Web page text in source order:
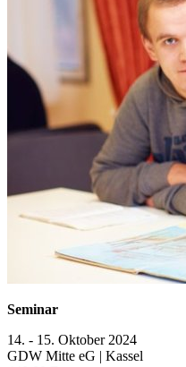
Seminar
14. - 15. Oktober 2024
GDW Mitte eG | Kassel